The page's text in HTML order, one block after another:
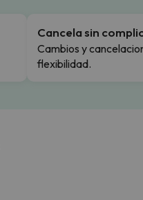
Cancela sin
Cambios y
flexibilidad.